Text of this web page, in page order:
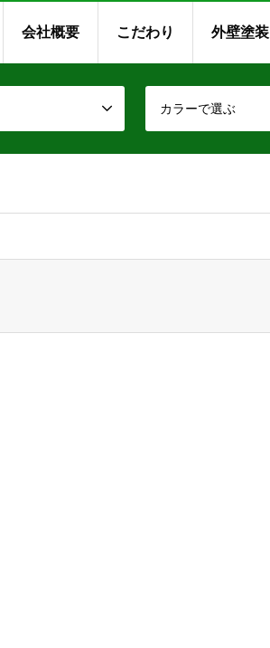
会社概要 こだわり 外壁塗装
カラーで選ぶ